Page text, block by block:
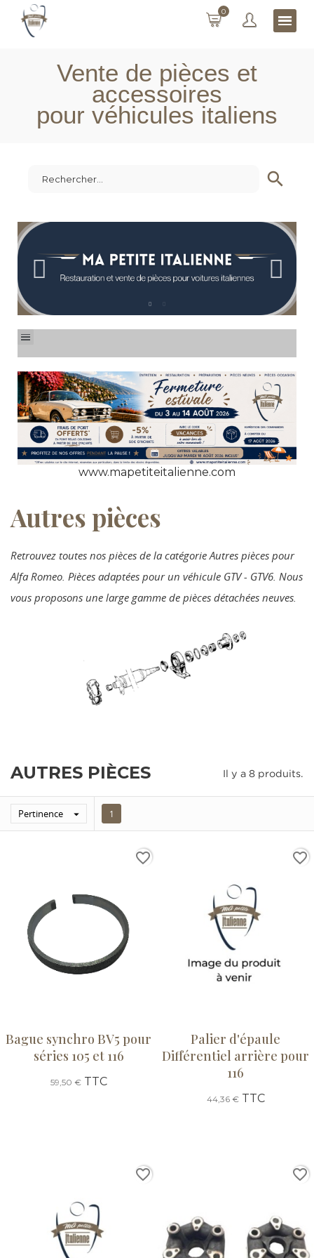
0
Vente de pièces et
accessoires
pour véhicules italiens
www.mapetiteitalienne.com
Autres pièces
Retrouvez toutes nos pièces de la catégorie Autres pièces pour
Alfa Romeo. Pièces adaptées pour un véhicule GTV - GTV6. Nous
vous proposons une large gamme de pièces détachées neuves.
AUTRES PIÈCES Il y a 8 produits.
Pertinence  1
Bague synchro BV5 pour
séries 105 et 116
59,50 €TTC
favorite_border
Palier d'épaule
Différentiel arrière pour
116
44,36 €TTC
favorite_border
favorite_border favorite_border